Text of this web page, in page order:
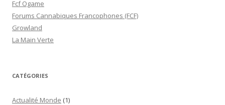
Fcf Ogame
Forums Cannabiques Francophones (FCF)
Growland
La Main Verte
CATÉGORIES
Actualité Monde (1)